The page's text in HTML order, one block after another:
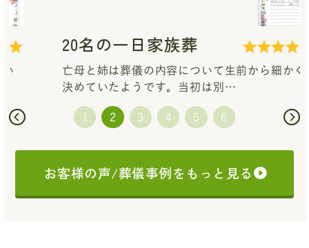
20名の一日家族葬
亡母と姉は葬儀の内容について生前から細かく
決めていたようです。当初は別…
お客様の声/葬儀事例をもっと見る